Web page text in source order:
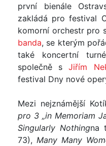
první bienále
zakládá pro festival
komorní orchestr pro
banda, se kterým
také koncertní
společně sJiřím
festival Dny nové
Mezi nejznámější
pro 3 „in Memoriam
Singularly Nothingna
73), Many Many